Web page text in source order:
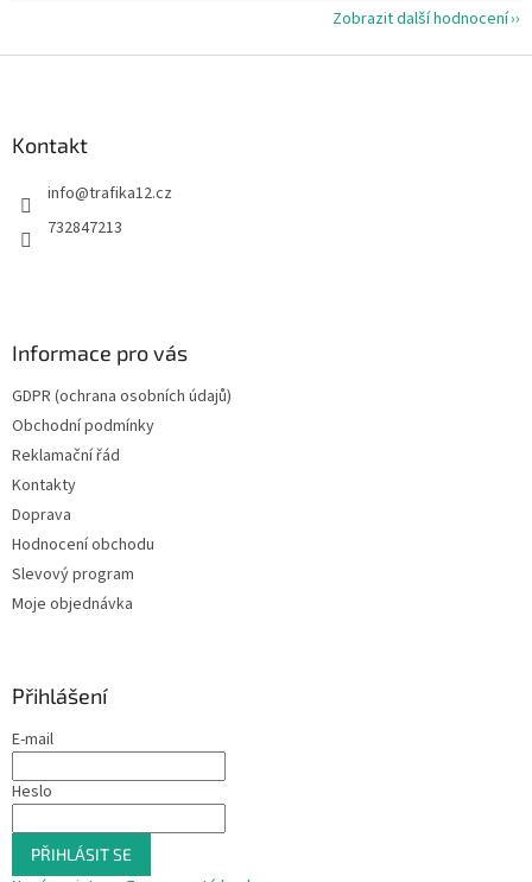
Zobrazit další hodnocení
Kontakt
info@trafika12.cz
732847213
Informace pro vás
GDPR (ochrana osobních údajů)
Obchodní podmínky
Reklamační řád
Kontakty
Doprava
Hodnocení obchodu
Slevový program
Moje objednávka
Přihlášení
E-mail
Heslo
PŘIHLÁSIT SE